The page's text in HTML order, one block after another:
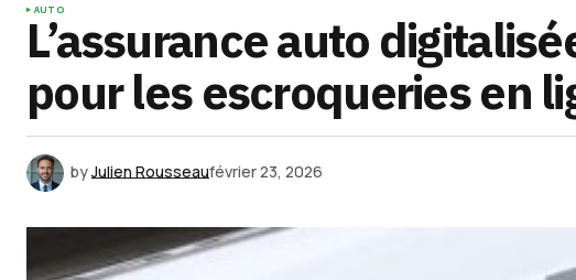
AUTO
L’assurance auto
pour les escroqueries en
byJulien Rousseaufévrier 23, 2026